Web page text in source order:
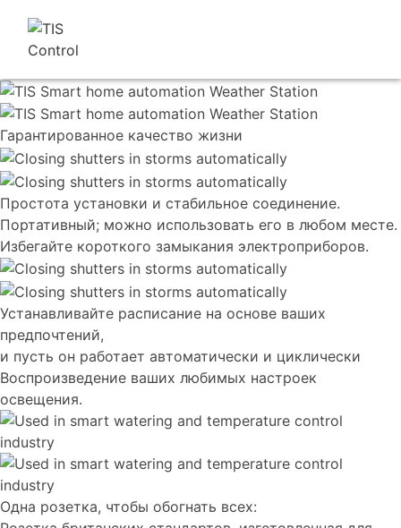
Гарантированное качество жизни
Простота установки и стабильное соединение.
Портативный; можно использовать его в любом месте.
Избегайте короткого замыкания электроприборов.
Устанавливайте расписание на основе ваших
предпочтений,
и пусть он работает автоматически и циклически
Воспроизведение ваших любимых настроек
освещения.
Одна розетка, чтобы обогнать всех: